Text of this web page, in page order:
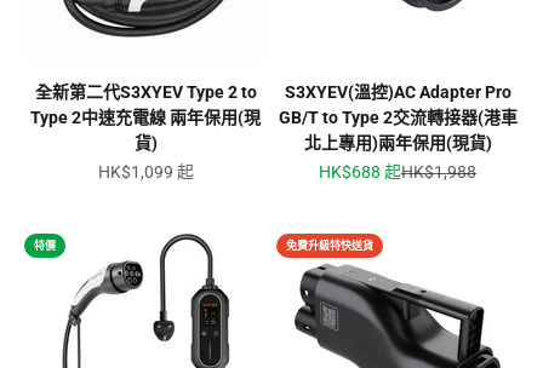
全新第二代S3XYEV Type 2 to
Type 2中速充電線 兩年保用(現
貨)
促銷價
HK$1,099 起
S3XYEV(溫控)AC Adapter Pro
GB/T to Type 2交流轉接器(港車
北上專用)兩年保用(現貨)
促銷價
HK$688 起原價
HK$1,988
特價 免費升級特快送貨